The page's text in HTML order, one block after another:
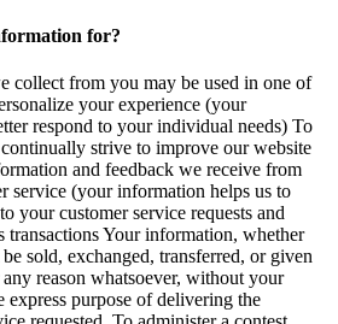
for?
collect from you may be used in one of
your experience (your
respond to your individual needs) To
strive to improve our website
and feedback we receive from
service (your information helps us to
your customer service requests and
transactions Your information, whether
sold, exchanged, transferred, or given
reason whatsoever, without your
express purpose of delivering the